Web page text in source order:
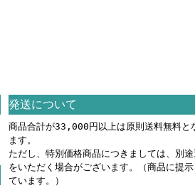
発送について
商品合計が33,000円以上は原則送料無料と
ます。
ただし、特別価格商品につきましては、別
をいただく場合がございます。（商品に提
ています。）